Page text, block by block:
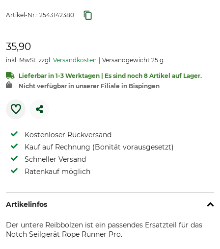
Artikel-Nr.: 2543142380
35,90
inkl. MwSt. zzgl. Versandkosten Versandgewicht 25 g
Lieferbar in 1-3 Werktagen | Es sind noch 8 Artikel auf Lager.
Nicht verfügbar in unserer Filiale in Bispingen
Kostenloser Rückversand
Kauf auf Rechnung (Bonität vorausgesetzt)
Schneller Versand
Ratenkauf möglich
Artikelinfos
Der untere Reibbolzen ist ein passendes Ersatzteil für das
Notch Seilgerät Rope Runner Pro.